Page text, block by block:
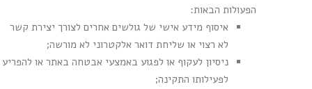
הפעולות הבאות:
איסוף מידע אישי של גולשים אחרים לצורך יצירת קשר
לא רצוי או שליחת דואר אלקטרוני לא מורשה;
ניסיון לעקוף או לפגוע באמצעי אבטחה באתר או להפריע
לפעילותו התקינה;